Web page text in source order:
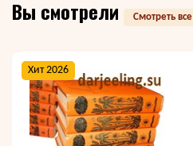
Вы смотрели Смотреть все
Хит 2026